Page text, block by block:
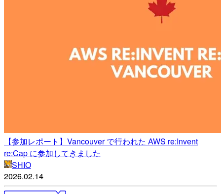
【参加レポート】Vancouver で行われた AWS re:Invent
re:Cap に参加してきました
SHIO
2026.02.14